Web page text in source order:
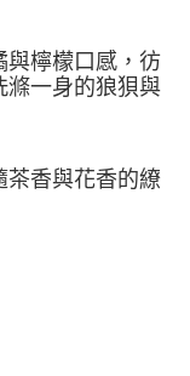
與檸檬口感，彷
滌一身的狼狽與
茶香與花香的繚